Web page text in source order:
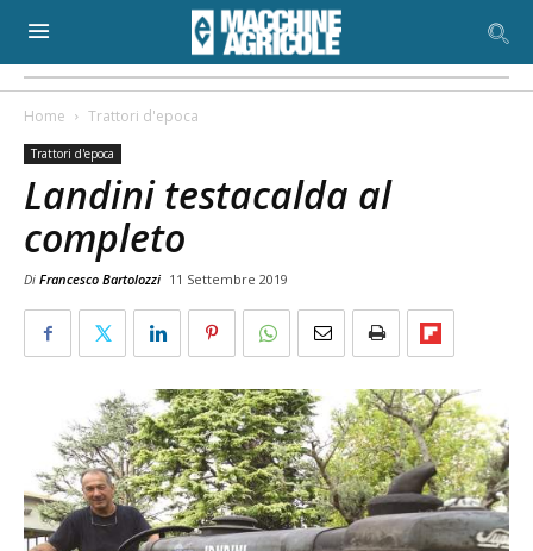
Home Trattori d'epoca
Trattori d'epoca
Landini testacalda al
completo
Di Francesco Bartolozzi 11 Settembre 2019